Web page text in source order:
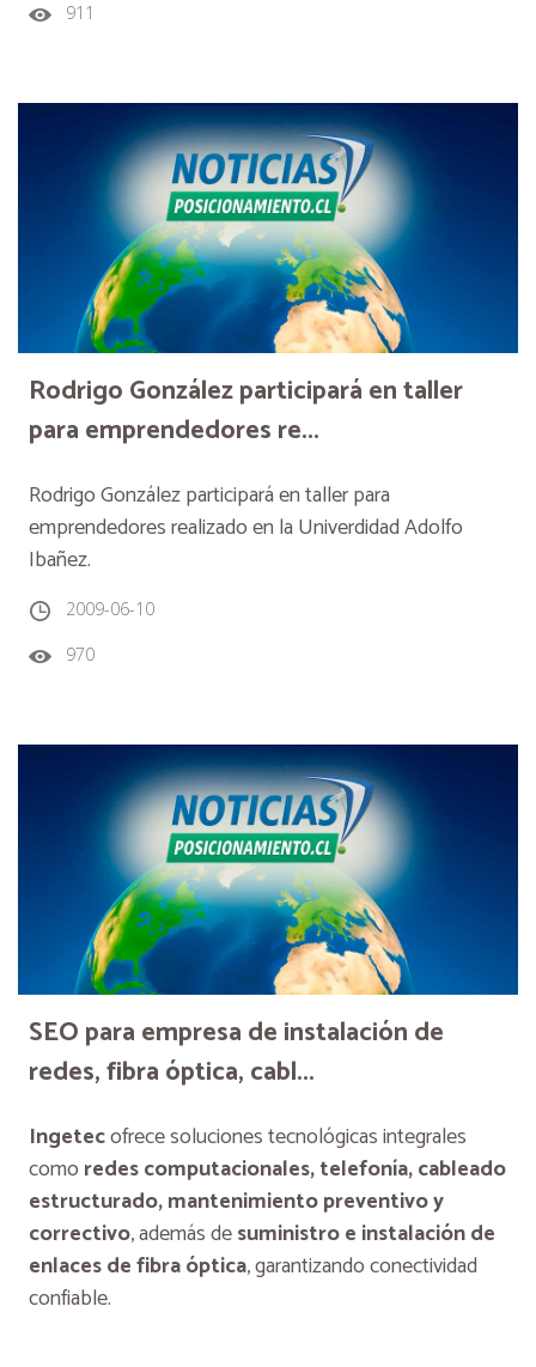
911
Rodrigo González participará en taller
para emprendedores re...
Rodrigo González participará en taller para
emprendedores realizado en la Univerdidad Adolfo
Ibañez.
2009-06-10
970
SEO para empresa de instalación de
redes, fibra óptica, cabl...
Ingetecofrece soluciones tecnológicas integrales
como redes computacionales, telefonía, cableado
estructurado, mantenimiento preventivo y
correctivo, además desuministro e instalación de
enlaces de fibra óptica, garantizando conectividad
confiable.